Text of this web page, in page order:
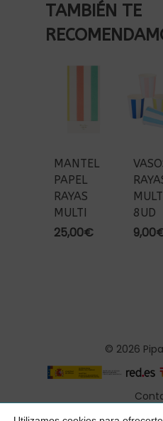
TAMBIÉN TE
MANTEL
PAPEL
RAYAS
MULTI
25,00€
8UD
9,00
© 2026